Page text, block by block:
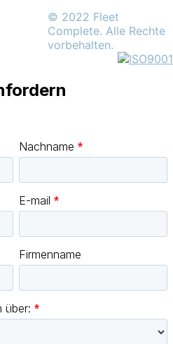
© 2022 Fleet
Complete. Alle Rechte
vorbehalten.